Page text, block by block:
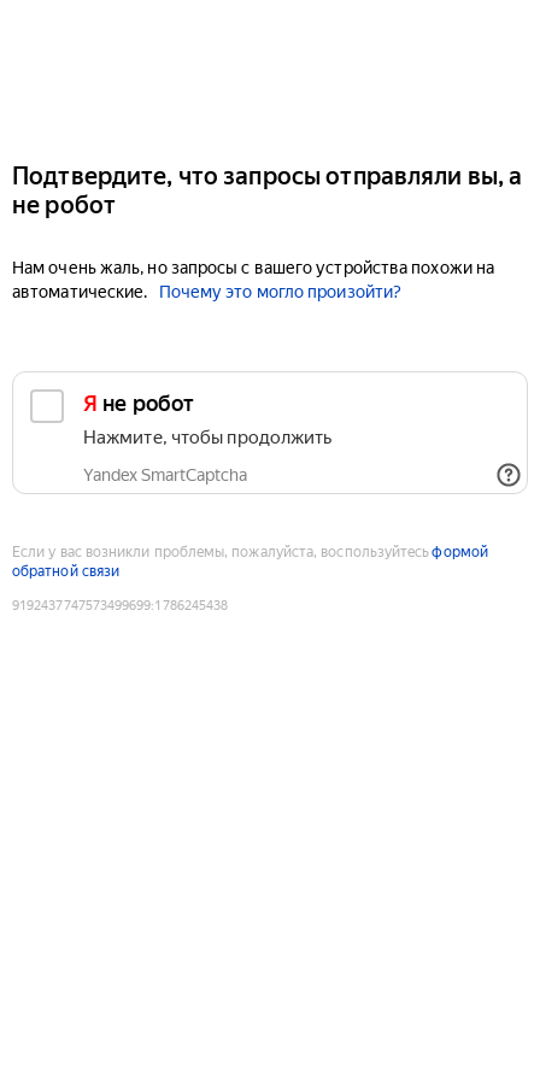
Подтвердите, что запросы отправляли вы, а
не робот
Нам очень жаль, но запросы с вашего устройства похожи на
автоматические.
Почему это могло произойти?
Я не робот
Нажмите, чтобы продолжить
Yandex SmartCaptcha
Если у вас возникли проблемы, пожалуйста, воспользуйтесьформой
обратной связи
9192437747573499699:1786245438